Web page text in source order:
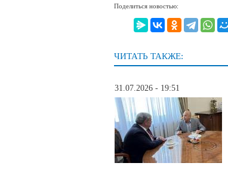
Поделиться новостью:
ЧИТАТЬ ТАКЖЕ:
31.07.2026 - 19:51